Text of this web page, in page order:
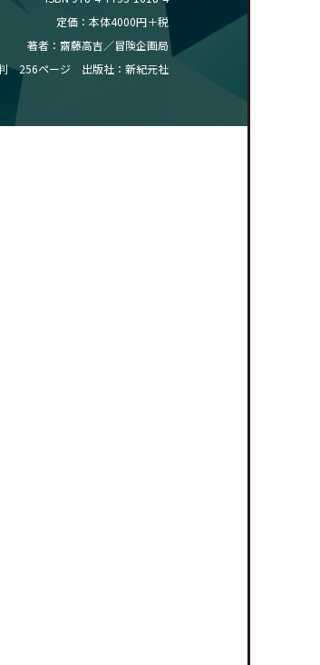
定価：本体4000円＋税
著者：齋藤高吉／冒険企画局
256ページ 出版社：新紀元社